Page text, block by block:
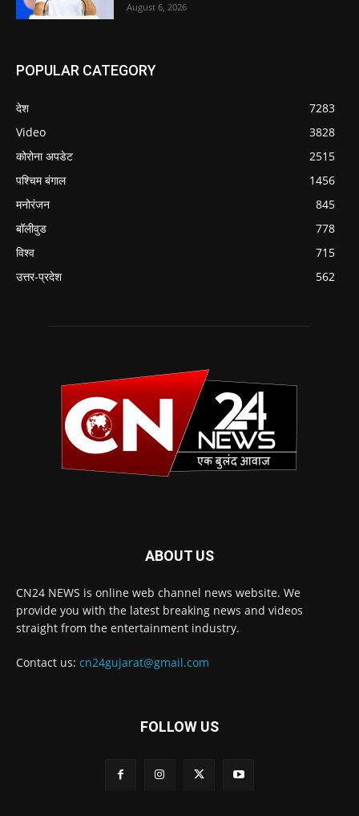
August 6, 2026
POPULAR CATEGORY
देश
7283
Video
3828
कोरोना अपडेट
2515
पश्चिम बंगाल
1456
मनोरंजन
845
बॉलीवुड
778
विश्व
715
उत्तर-प्रदेश
562
ABOUT US
CN24 NEWS is online web channel news website. We
provide you with the latest breaking news and videos
straight from the entertainment industry.
Contact us: cn24gujarat@gmail.com
FOLLOW US